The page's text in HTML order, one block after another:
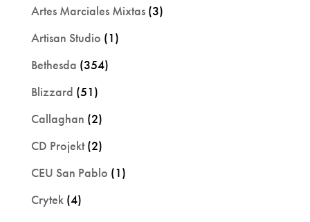
Artes Marciales Mixtas(3)
Artisan Studio (1)
Bethesda (354)
Blizzard (51)
Callaghan (2)
CD Projekt(2)
CEU San Pablo (1)
Crytek(4)